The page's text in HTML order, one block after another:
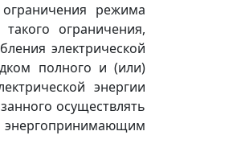
режима
ограничения,
электрической
полного и (или)
энергии
осуществлять
энергопринимающим